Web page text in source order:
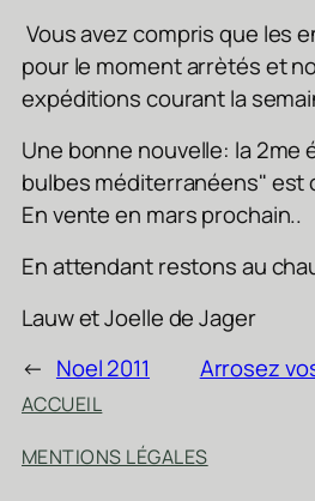
Vous avez compris que les
pour le moment arrètés et
expéditions courant la
Une bonne nouvelle: la 2me
bulbes méditerranéens" est
En vente en mars prochain..
En attendant restons au
Lauw et Joelle de Jager
← Noel 2011 Arrosez
ACCUEIL
MENTIONS LÉGALES